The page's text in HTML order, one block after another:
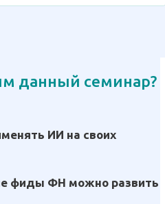
данный семинар?
ИИ на своих
фиды ФН можно развить